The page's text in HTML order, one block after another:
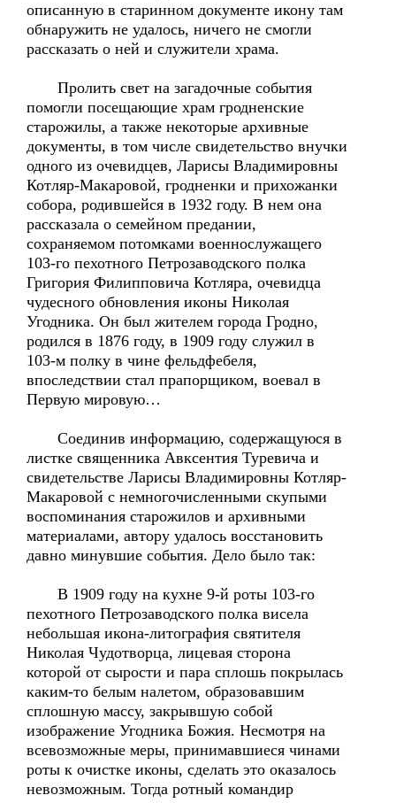
описанную в старинном документе икону там
обнаружить не удалось, ничего не смогли
рассказать о ней и служители храма.
Пролить свет на загадочные события
помогли посещающие храм гродненские
старожилы, а также некоторые архивные
документы, в том числе свидетельство внучки
одного из очевидцев, Ларисы Владимировны
Котляр-Макаровой, гродненки и прихожанки
собора, родившейся в 1932 году. В нем она
рассказала о семейном предании,
сохраняемом потомками военнослужащего
103-го пехотного Петрозаводского полка
Григория Филипповича Котляра, очевидца
чудесного обновления иконы Николая
Угодника. Он был жителем города Гродно,
родился в 1876 году, в 1909 году служил в
103-м полку в чине фельдфебеля,
впоследствии стал прапорщиком, воевал в
Первую мировую…
Соединив информацию, содержащуюся в
листке священника Авксентия Туревича и
свидетельстве Ларисы Владимировны Котляр-
Макаровой с немногочисленными скупыми
воспоминания старожилов и архивными
материалами, автору удалось восстановить
давно минувшие события. Дело было так:
В 1909 году на кухне 9-й роты 103-го
пехотного Петрозаводского полка висела
небольшая икона-литография святителя
Николая Чудотворца, лицевая сторона
которой от сырости и пара сплошь покрылась
каким-то белым налетом, образовавшим
сплошную массу, закрывшую собой
изображение Угодника Божия. Несмотря на
всевозможные меры, принимавшиеся чинами
роты к очистке иконы, сделать это оказалось
невозможным. Тогда ротный командир